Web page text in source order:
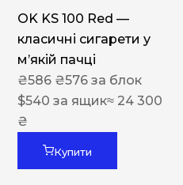
OK KS 100 Red —
класичні сигарети у
м’якій пачці
₴586 ₴576 за блок
$540 за ящик≈ 24 300
₴
Купити